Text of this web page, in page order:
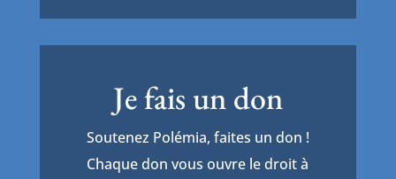
Je fais un don
Soutenez Polémia, faites un don !
Chaque don vous ouvre le droit à